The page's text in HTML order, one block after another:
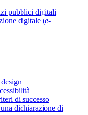
pubblici digitali
digitale (e-
di successo
dichiarazione di